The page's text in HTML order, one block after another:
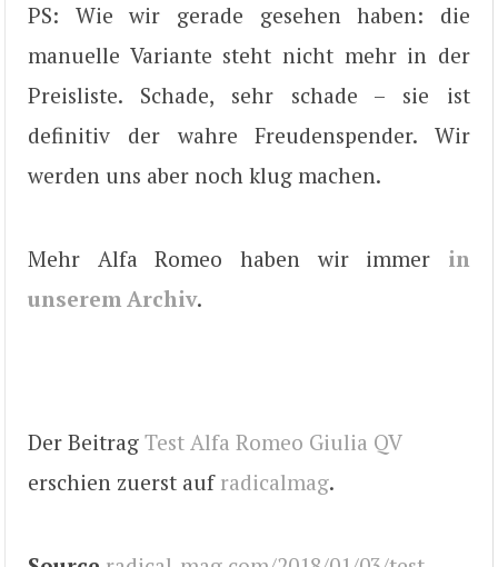
PS: Wie wir gerade gesehen haben: die
manuelle Variante steht nicht mehr in der
Preisliste. Schade, sehr schade – sie ist
definitiv der wahre Freudenspender. Wir
werden uns aber noch klug machen.
Mehr Alfa Romeo haben wir immer in
unserem Archiv.
Der Beitrag Test Alfa Romeo Giulia QV
erschien zuerst auf radicalmag.